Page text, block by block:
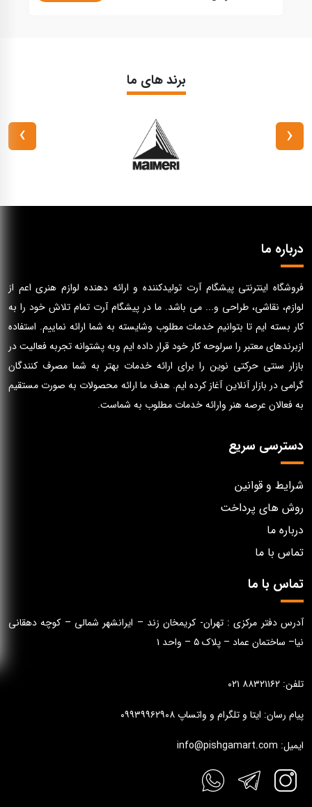
برند های ما
‹
›
درباره ما
فروشگاه اینترنتی پیشگام آرت تولیدکننده و ارائه دهنده لوازم هنری اعم از
لوازم، نقاشی، طراحی و... می باشد. ما در پیشگام آرت تمام تلاش خود را به
کار بسته ایم تا بتوانیم خدمات مطلوب وشایسته به شما ارائه نماییم. استفاده
ازبرندهای معتبر را سرلوحه کار خود قرار داده ایم وبه پشتوانه تجربه فعالیت در
بازار سنتی حرکتی نوین را برای ارائه خدمات بهتر به شما مصرف کنندگان
گرامی در بازار آنلاین آغاز کرده ایم. هدف ما ارائه محصولات به صورت مستقیم
به فعالان عرصه هنر وارائه خدمات مطلوب به شماست.
دسترسی سریع
شرایط و قوانین
روش های پرداخت
درباره ما
تماس با ما
تماس با ما
آدرس دفتر مرکزی : تهران- کریمخان زند – ایرانشهر شمالی – کوچه دهقانی
نیا– ساختمان عماد – پلاک ۵ – واحد ۱
تلفن: ۸۸۳۲۱۱۶۲ ۰۲۱
پیام رسان: ایتا و تلگرام و واتساپ ۰۹۹۳۹۹۶۲۹۰۸
ایمیل: info@pishgamart.com